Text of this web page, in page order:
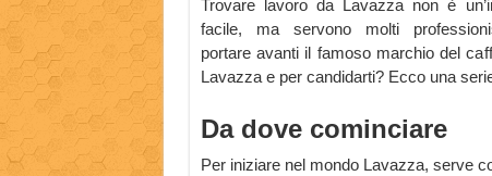
Trovare lavoro da Lavazza non è
facile, ma servono molti
portare avanti il famoso marchio del
Lavazza e per candidarti? Ecco una
Da dove cominciare
Per iniziare nel mondo Lavazza, serve